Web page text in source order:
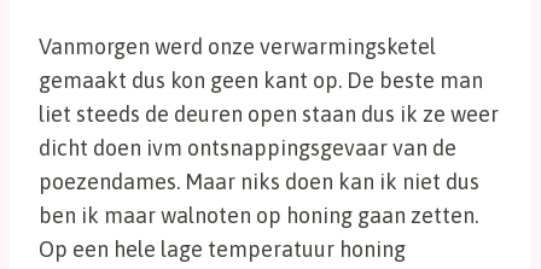
Vanmorgen werd onze verwarmingsketel
gemaakt dus kon geen kant op. De beste man
liet steeds de deuren open staan dus ik ze weer
dicht doen ivm ontsnappingsgevaar van de
poezendames. Maar niks doen kan ik niet dus
ben ik maar walnoten op honing gaan zetten.
Op een hele lage temperatuur honing